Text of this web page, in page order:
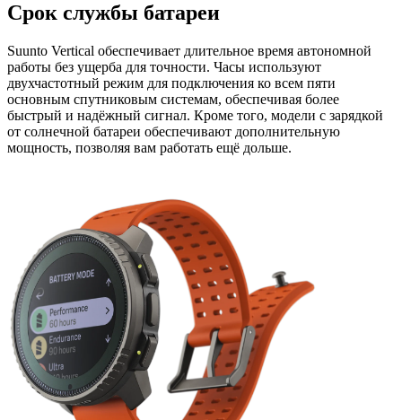
Срок службы батареи
Suunto Vertical обеспечивает длительное время автономной
работы без ущерба для точности. Часы используют
двухчастотный режим для подключения ко всем пяти
основным спутниковым системам, обеспечивая более
быстрый и надёжный сигнал. Кроме того, модели с зарядкой
от солнечной батареи обеспечивают дополнительную
мощность, позволяя вам работать ещё дольше.